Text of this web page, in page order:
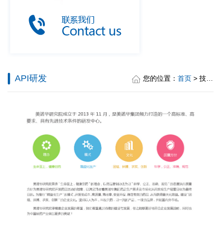
API研发 您的位置： 首页> 技术研发 > API研发